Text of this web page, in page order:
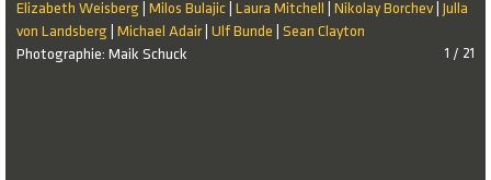
Elizabeth Weisberg Milos Bulajic Laura Mitchell Nikolay Borchev
Julla
von Landsberg Michael Adair Ulf Bunde
Sean Clayton
Photographie: Maik Schuck
1 / 21